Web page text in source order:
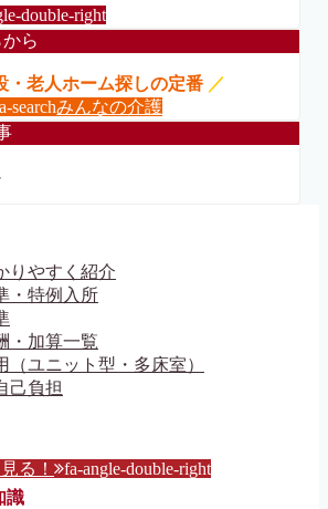
double-right
ら
・老人ホーム探しの定番 ／
searchみんなの介護
りやすく紹介
・特例入所
・加算一覧
（ユニット型・多床室）
己負担
る！ fa-angle-double-right
識